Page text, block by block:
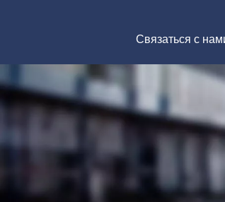
Связаться с